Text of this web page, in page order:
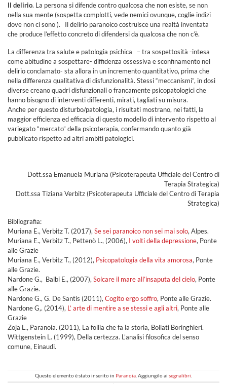
Il delirio. La persona si difende contro qualcosa che non esiste, se non
nella sua mente (sospetta complotti, vede nemici ovunque, coglie indizi
dove non ci sono ). Il delirio paranoico costruisce una realtà inventata
che produce l’effetto concreto di difendersi da qualcosa che non c’è.
La differenza tra salute e patologia psichica – tra sospettosità -intesa
come abitudine a sospettare- diffidenza ossessiva e sconfinamento nel
delirio conclamato- sta allora in un incremento quantitativo, prima che
nella differenza qualitativa di disfunzionalità. Stessi “meccanismi”, in dosi
diverse creano quadri disfunzionali o francamente psicopatologici che
hanno bisogno di interventi differenti, mirati, tagliati su misura.
Anche per questo disturbo/patologia, i risultati mostrano, nei fatti, la
maggior efficienza ed efficacia di questo modello di intervento rispetto al
variegato “mercato” della psicoterapia, confermando quanto già
pubblicato rispetto ad altri ambiti patologici.
Dott.ssa Emanuela Muriana (Psicoterapeuta Ufficiale del Centro di
Terapia Strategica)
Dott.ssa Tiziana Verbitz (Psicoterapeuta Ufficiale del Centro di Terapia
Strategica)
Bibliografia:
Muriana E., Verbitz T. (2017), Se sei paranoico non sei mai solo, Alpes.
Muriana E., Verbitz T., Pettenò L., (2006), I volti della depressione, Ponte
alle Grazie
Muriana E., Verbitz T., (2012), Psicopatologia della vita amorosa, Ponte
alle Grazie.
Nardone G., Balbi E., (2007), Solcare il mare all’insaputa del cielo, Ponte
alle Grazie.
Nardone G., G. De Santis (2011), Cogito ergo soffro, Ponte alle Grazie.
Nardone G,. (2014), L’ arte di mentire a se stessi e agli altri, Ponte alle
Grazie
Zoja L., Paranoia. (2011), La follia che fa la storia, Bollati Boringhieri.
Wittgenstein L. (1999), Della certezza. L’analisi filosofica del senso
comune, Einaudi.
Questo elemento è stato inserito in Paranoia . Aggiungilo ai segnalibri